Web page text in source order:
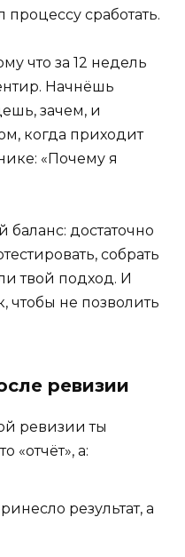
сработать.
что за 12 недель
Начнёшь
зачем, и
когда приходит
«Почему я
достаточно
собрать
твой подход. И
чтобы не позволить
ревизии
ревизии ты
«отчёт», а:
результат, а